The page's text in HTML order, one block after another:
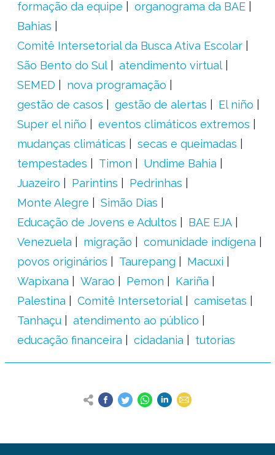
formação da equipe
organograma da BAE
Bahias
Comitê Intersetorial da Busca Ativa Escolar
São Bento do Sul
atendimento virtual
SEMED
nova programação
gestão de casos
gestão de alertas
El niño
Super el niño
eventos climáticos extremos
mudanças climáticas
secas e queimadas
tempestades
Timon
Undime Bahia
Juazeiro
Parintins
Pedrinhas
Monte Alegre
Simão Dias
Educação de Jovens e Adultos
BAE EJA
Venezuela
migração
comunidade indígena
povos originários
Taurepang
Macuxi
Wapixana
Warao Pemon
Kariña
Palestina
Comitê Intersetorial
camisetas
Tanhaçu
atendimento ao público
educação financeira
cidadania tutorias